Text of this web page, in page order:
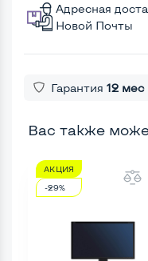
Адресная
Новой Почты
Гарантия 12 мес
Вас также
АКЦИЯ
-29%